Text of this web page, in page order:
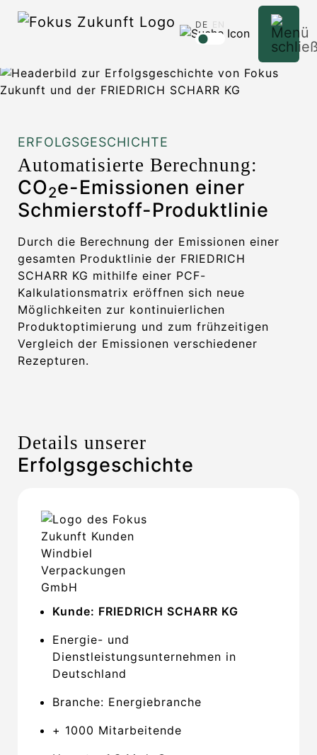
DE EN
ERFOLGSGESCHICHTE
Automatisierte Berechnung:
CO2e-Emissionen einer
Schmierstoff-Produktlinie
Durch die Berechnung der Emissionen einer
gesamten Produktlinie der FRIEDRICH
SCHARR KG mithilfe einer PCF-
Kalkulationsmatrix eröffnen sich neue
Möglichkeiten zur kontinuierlichen
Produktoptimierung und zum frühzeitigen
Vergleich der Emissionen verschiedener
Rezepturen.
Details unserer
Erfolgsgeschichte
Kunde: FRIEDRICH SCHARR KG
Energie- und
Dienstleistungsunternehmen in
Deutschland
Branche: Energiebranche
+ 1000 Mitarbeitende